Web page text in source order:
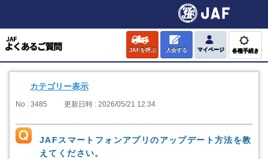
JAFを呼ぶ 入会する マイページ 各種手続き
カテゴリー表示
No : 3485 更新日時 : 2026/05/21 12:34
JAFスマートフォンアプリのアップデート方法を教
えてください。